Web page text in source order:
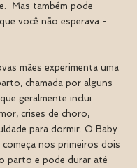
Mas também pode
você não esperava -
chamada por alguns
geralmente inclui
crises de choro,
para dormir. O Baby
começa nos primeiros dois
parto e pode durar até